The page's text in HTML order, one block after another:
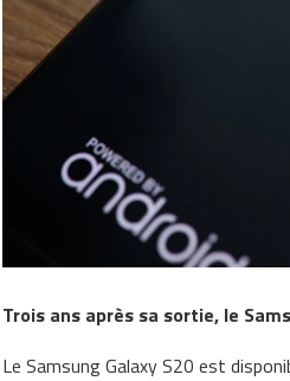
Trois ans après sa sortie, le
Le Samsung Galaxy S20 est